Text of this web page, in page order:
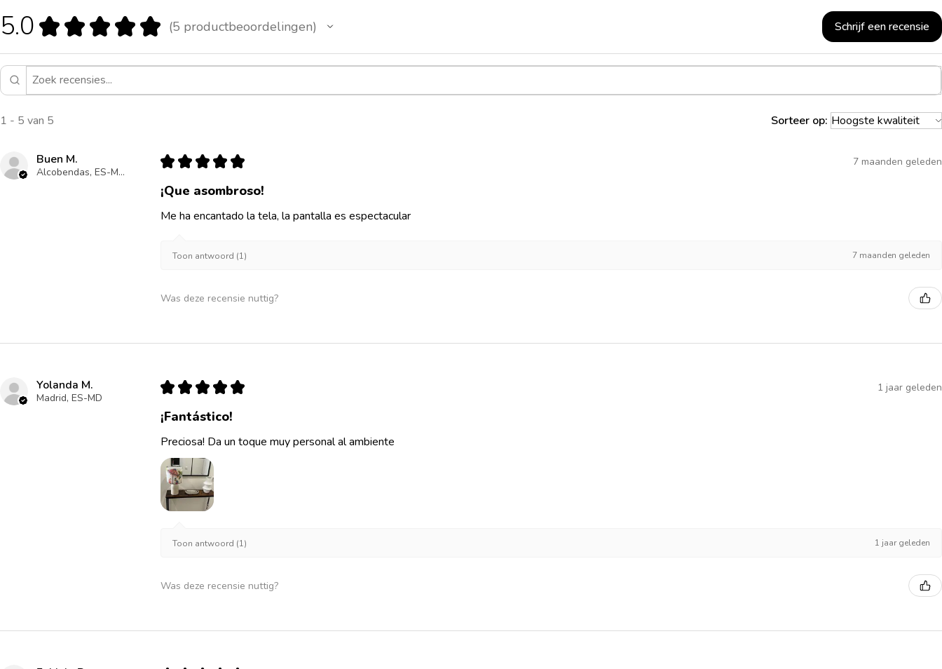
5.0 ★ ★ ★ ★ ★ 5 productbeoordelingen
5 Schrijf een recensie
1 - 5 van 5 Sorteer op:
Buen M.
Alcobendas, ES-MD
★ ★ ★ ★ ★ 7 maanden geleden
¡Que asombroso!
Me ha encantado la tela, la pantalla es espectacular
Toon antwoord (1) 7 maanden geleden
Was deze recensie nuttig?
Yolanda M.
Madrid, ES-MD
★ ★ ★ ★ ★ 1 jaar geleden
¡Fantástico!
Preciosa! Da un toque muy personal al ambiente
Toon antwoord (1) 1 jaar geleden
Was deze recensie nuttig?